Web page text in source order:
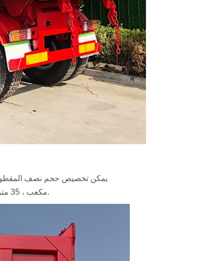
يمكن تخصيص حجم نصف المقطورة
مكعب ، 35 متر مكعب ، 45 متر مكعب ، 50 متر مكعب ، 60 متر مكعب ، 80 متر مكعب وهلم جرا.